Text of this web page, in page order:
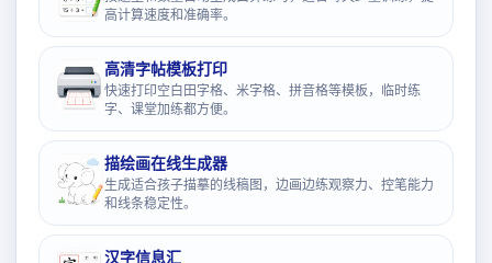
高计算速度和准确率。
高清字帖模板打印
快速打印空白田字格、米字格、拼音格等模板，临时练
字、课堂加练都方便。
描绘画在线生成器
生成适合孩子描摹的线稿图，边画边练观察力、控笔能力
和线条稳定性。
汉字信息汇